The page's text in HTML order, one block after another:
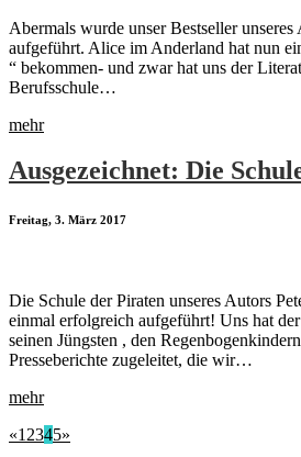
Abermals wurde unser Bestseller
aufgeführt. Alice im Anderland hat nun
“ bekommen- und zwar hat uns der
Berufsschule…
mehr
Ausgezeichnet: Die
Freitag, 3. März 2017
Die Schule der Piraten unseres Autors
einmal erfolgreich aufgeführt! Uns hat
seinen Jüngsten , den
Presseberichte zugeleitet, die wir…
mehr
«12345»